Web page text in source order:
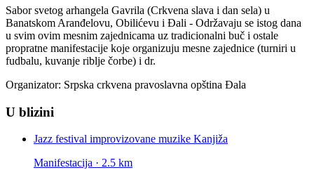
Sabor svetog arhangela Gavrila (Crkvena slava i dan sela) u
Banatskom Aranđelovu, Obilićevu i Đali - Održavaju se istog dana
u svim ovim mesnim zajednicama uz tradicionalni buč i ostale
propratne manifestacije koje organizuju mesne zajednice (turniri u
fudbalu, kuvanje riblje čorbe) i dr.
Organizator: Srpska crkvena pravoslavna opština Đala
U blizini
Jazz festival improvizovane muzike Kanjiža
Manifestacija · 2.5 km